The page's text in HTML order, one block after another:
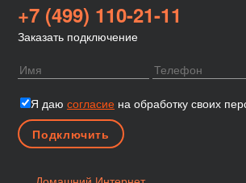
+7 (499) 110-21-11
Заказать подключение
Я даю согласие на обработку своих